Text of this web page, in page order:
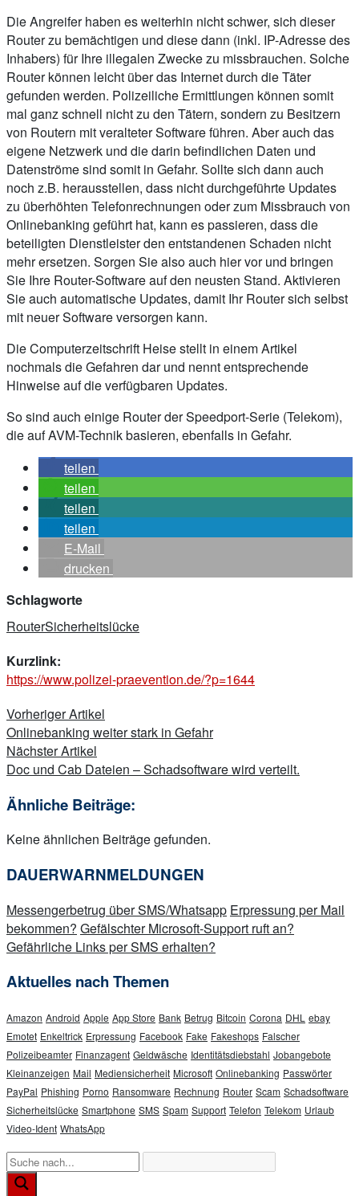
Die Angreifer haben es weiterhin nicht schwer, sich dieser
Router zu bemächtigen und diese dann (inkl. IP-Adresse des
Inhabers) für Ihre illegalen Zwecke zu missbrauchen. Solche
Router können leicht über das Internet durch die Täter
gefunden werden. Polizeiliche Ermittlungen können somit
mal ganz schnell nicht zu den Tätern, sondern zu Besitzern
von Routern mit veralteter Software führen. Aber auch das
eigene Netzwerk und die darin befindlichen Daten und
Datenströme sind somit in Gefahr. Sollte sich dann auch
noch z.B. herausstellen, dass nicht durchgeführte Updates
zu überhöhten Telefonrechnungen oder zum Missbrauch von
Onlinebanking geführt hat, kann es passieren, dass die
beteiligten Dienstleister den entstandenen Schaden nicht
mehr ersetzen. Sorgen Sie also auch hier vor und bringen
Sie Ihre Router-Software auf den neusten Stand. Aktivieren
Sie auch automatische Updates, damit Ihr Router sich selbst
mit neuer Software versorgen kann.
Die Computerzeitschrift Heise stellt in einem Artikel
nochmals die Gefahren dar und nennt entsprechende
Hinweise auf die verfügbaren Updates.
So sind auch einige Router der Speedport-Serie (Telekom),
die auf AVM-Technik basieren, ebenfalls in Gefahr.
teilen
teilen
teilen
teilen
E-Mail
drucken
Schlagworte
RouterSicherheitslücke
Kurzlink:
https://www.polizei-praevention.de/?p=1644
Beitragsnavigation
Vorheriger Artikel
Onlinebanking weiter stark in Gefahr
Nächster Artikel
Doc und Cab Dateien – Schadsoftware wird verteilt.
Ähnliche Beiträge:
Keine ähnlichen Beiträge gefunden.
DAUERWARNMELDUNGEN
Messengerbetrug über SMS/Whatsapp Erpressung per Mail
bekommen? Gefälschter Microsoft-Support ruft an?
Gefährliche Links per SMS erhalten?
Aktuelles nach Themen
Amazon Android Apple App Store Bank Betrug Bitcoin Corona DHL ebay
Emotet Enkeltrick Erpressung Facebook Fake Fakeshops Falscher
Polizeibeamter Finanzagent Geldwäsche Identitätsdiebstahl Jobangebote
Kleinanzeigen Mail Mediensicherheit Microsoft Onlinebanking Passwörter
PayPal Phishing Porno Ransomware Rechnung Router Scam Schadsoftware
Sicherheitslücke Smartphone SMS Spam Support Telefon Telekom Urlaub
Video-Ident WhatsApp